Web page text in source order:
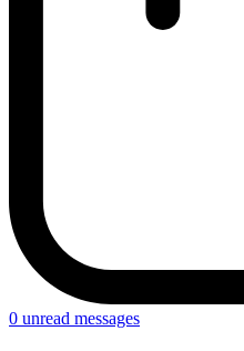
0 unread messages